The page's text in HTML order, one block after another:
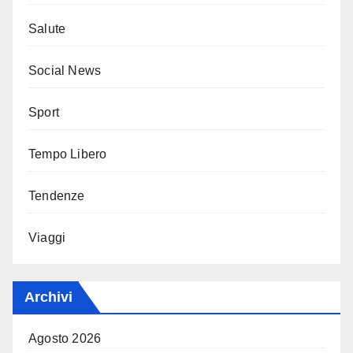
Salute
Social News
Sport
Tempo Libero
Tendenze
Viaggi
Archivi
Agosto 2026